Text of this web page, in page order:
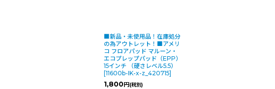
■新品・未使用品！在庫処分
の為アウトレット！■アメリ
コ フロアパッド マルーン・
エコプレップパッド（EPP）
15インチ （硬さレベル5.5）
[11600b-IK-x-z_420715]
1,800円 (税別)